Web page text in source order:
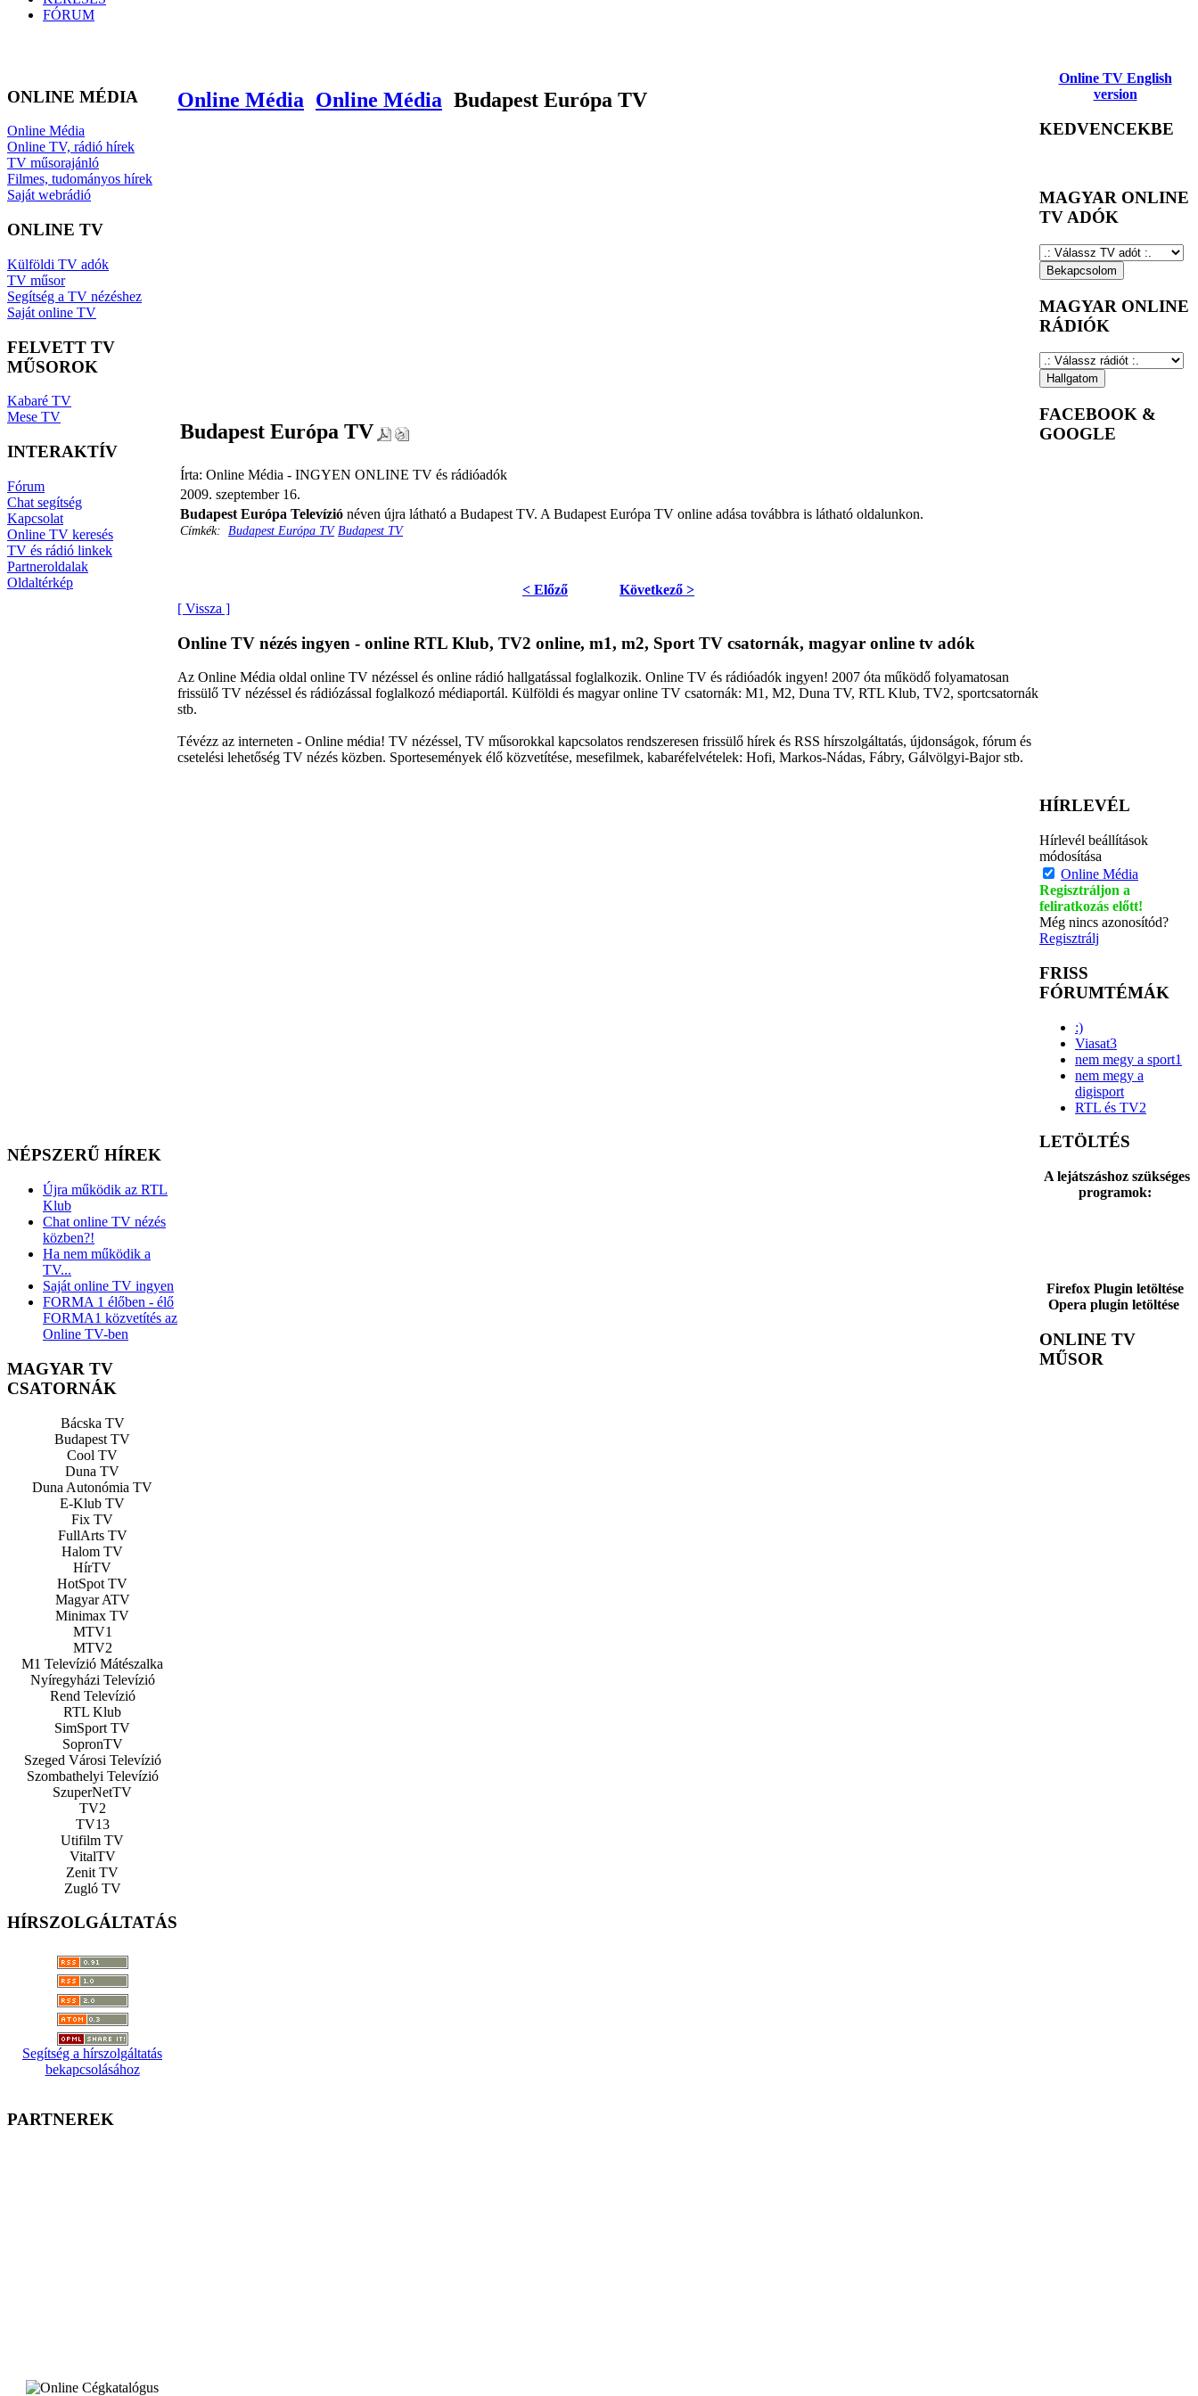
FÓRUM
ONLINE MÉDIA
Online Média
Online TV, rádió hírek
TV műsorajánló
Filmes, tudományos hírek
Saját webrádió
ONLINE TV
Külföldi TV adók
TV műsor
Segítség a TV nézéshez
Saját online TV
FELVETT TV
MŰSOROK
Kabaré TV
Mese TV
INTERAKTÍV
Fórum
Chat segítség
Kapcsolat
Online TV keresés
TV és rádió linkek
Partneroldalak
Oldaltérkép
NÉPSZERŰ HÍREK
Újra működik az RTL
Klub
Chat online TV nézés
közben?!
Ha nem működik a
TV...
Saját online TV ingyen
FORMA 1 élőben - élő
FORMA1 közvetítés az
Online TV-ben
MAGYAR TV
CSATORNÁK
Bácska TV
Budapest TV
Cool TV
Duna TV
Duna Autonómia TV
E-Klub TV
Fix TV
FullArts TV
Halom TV
HírTV
HotSpot TV
Magyar ATV
Minimax TV
MTV1
MTV2
M1 Televízió Mátészalka
Nyíregyházi Televízió
Rend Televízió
RTL Klub
SimSport TV
SopronTV
Szeged Városi Televízió
Szombathelyi Televízió
SzuperNetTV
TV2
TV13
Utifilm TV
VitalTV
Zenit TV
Zugló TV
HÍRSZOLGÁLTATÁS
Segítség a hírszolgáltatás
bekapcsolásához
PARTNEREK
Online Média Online Média Budapest Európa TV
Budapest Európa TV
Írta: Online Média - INGYEN ONLINE TV és rádióadók
2009. szeptember 16.
Budapest Európa Televízió néven újra látható a Budapest TV. A Budapest Európa TV online adása továbbra is látható oldalunkon.
Címkék: Budapest Európa TV Budapest TV
< Előző
Következő >
[ Vissza ]
Online TV nézés ingyen - online RTL Klub, TV2 online, m1, m2, Sport TV csatornák, magyar online tv adók
Az Online Média oldal online TV nézéssel és online rádió hallgatással foglalkozik. Online TV és rádióadók ingyen! 2007 óta működő folyamatosan
frissülő TV nézéssel és rádiózással foglalkozó médiaportál. Külföldi és magyar online TV csatornák: M1, M2, Duna TV, RTL Klub, TV2, sportcsatornák
stb.
Tévézz az interneten - Online média! TV nézéssel, TV műsorokkal kapcsolatos rendszeresen frissülő hírek és RSS hírszolgáltatás, újdonságok, fórum és
csetelési lehetőség TV nézés közben. Sportesemények élő közvetítése, mesefilmek, kabaréfelvételek: Hofi, Markos-Nádas, Fábry, Gálvölgyi-Bajor stb.
Online TV English
version
KEDVENCEKBE
MAGYAR ONLINE
TV ADÓK
MAGYAR ONLINE
RÁDIÓK
FACEBOOK &
GOOGLE
HÍRLEVÉL
Hírlevél beállítások
módosítása
Online Média
Regisztráljon a
feliratkozás előtt!
Még nincs azonosítód?
Regisztrálj
FRISS
FÓRUMTÉMÁK
:)
Viasat3
nem megy a sport1
nem megy a
digisport
RTL és TV2
LETÖLTÉS
A lejátszáshoz szükséges
programok:
Firefox Plugin letöltése
Opera plugin letöltése
ONLINE TV
MŰSOR